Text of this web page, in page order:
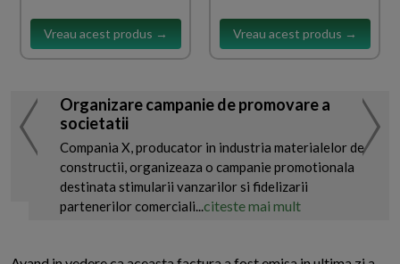
Vreau acest produs → Vreau acest produs →
Organizare campanie de promovare a
societatii
Compania X, producator in industria materialelor de
constructii, organizeaza o campanie promotionala
destinata stimularii vanzarilor si fidelizarii
partenerilor comerciali...citeste mai mult